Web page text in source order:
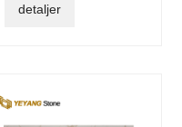
detaljer